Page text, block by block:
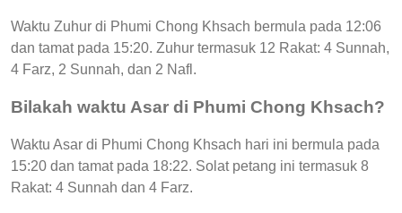
Waktu Zuhur di Phumi Chong Khsach bermula pada 12:06
dan tamat pada 15:20. Zuhur termasuk 12 Rakat: 4 Sunnah,
4 Farz, 2 Sunnah, dan 2 Nafl.
Bilakah waktu Asar di Phumi Chong Khsach?
Waktu Asar di Phumi Chong Khsach hari ini bermula pada
15:20 dan tamat pada 18:22. Solat petang ini termasuk 8
Rakat: 4 Sunnah dan 4 Farz.